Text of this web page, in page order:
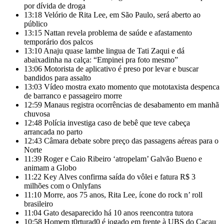
por dívida de droga
13:18 Velório de Rita Lee, em São Paulo, será aberto ao
público
13:15 Nattan revela problema de saúde e afastamento
temporário dos palcos
13:10 Anaju quase lambe lingua de Tati Zaqui e dá
abaixadinha na calça: “Empinei pra foto mesmo”
13:06 Motorista de aplicativo é preso por levar e buscar
bandidos para assalto
13:03 Vídeo mostra exato momento que mototaxista despenca
de barranco e passageiro morre
12:59 Manaus registra ocorrências de desabamento em manhã
chuvosa
12:48 Polícia investiga caso de bebê que teve cabeça
arrancada no parto
12:43 Câmara debate sobre preço das passagens aéreas para o
Norte
11:39 Roger e Caio Ribeiro ‘atropelam’ Galvão Bueno e
animam a Globo
11:22 Key Alves confirma saída do vôlei e fatura R$ 3
milhões com o Onlyfans
11:10 Morre, aos 75 anos, Rita Lee, ícone do rock n’ roll
brasileiro
11:04 Gato desaparecido há 10 anos reencontra tutora
10:58 Homem t0rturad0 é jogado em frente à UBS do Cacau